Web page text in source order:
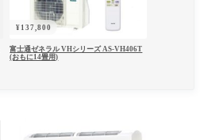
¥ 137,800
富士通ゼネラル VHシリーズ AS-VH406T
(おもに14畳用)